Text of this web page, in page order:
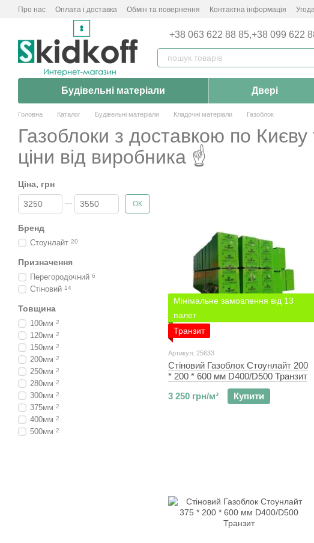
Перейти до основного контенту
Про нас Оплата і доставка Обмін та повернення Контактна інформація
+38 063 622 88 85,+38 099 622
Будівельні матеріали Двері
Головна Каталог Будівельні матеріали Кладочні матеріали Газоблок
Газоблоки з доставкою по Києву
ціни від виробника ☝
Мінімальне замовлення від 13
палет
Транзит
Артикул: 25633
Стіновий Газоблок Стоунлайт 200
* 200 * 600 мм D400/D500 Транзит
3 250 грн/м³
Купити
Ціна, грн
Від Ціна, грн
До Ціна, грн ОК
Бренд
Стоунлайт 20
Призначення
Перегородочний 6
Стіновий 14
Товщина
100мм 2
120мм 2
150мм 2
200мм 2
250мм 2
280мм 2
300мм 2
375мм 2
400мм 2
500мм 2